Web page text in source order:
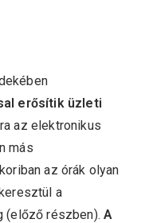
erősítik üzleti
az elektronikus
más
az órák olyan
a
(előző részben).A